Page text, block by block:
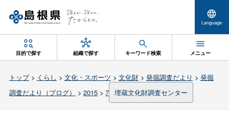
Language
目的で探す 組織で探す キーワード検索 メニュー
トップ> くらし > 文化・スポーツ > 文化財> 発掘調査だより > 発掘
調査だより（ブログ）
> 2015> 7 埋蔵文化財調査センター